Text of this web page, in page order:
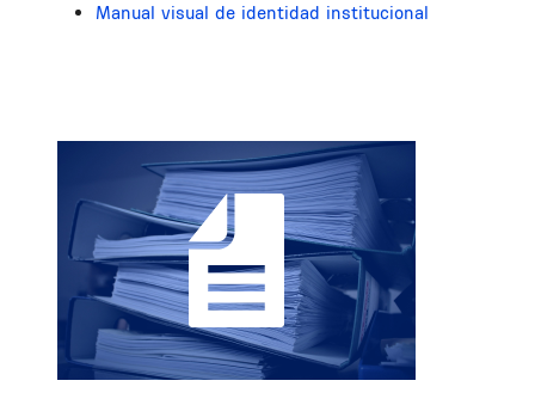
Manual visual de identidad institucional